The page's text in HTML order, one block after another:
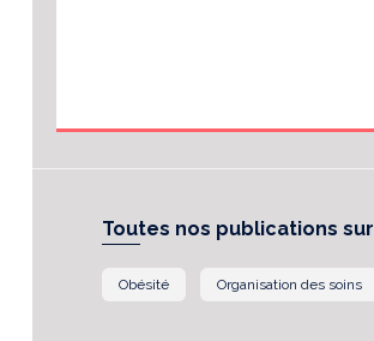
Toutes nos publications sur
Obésité Organisation des soins